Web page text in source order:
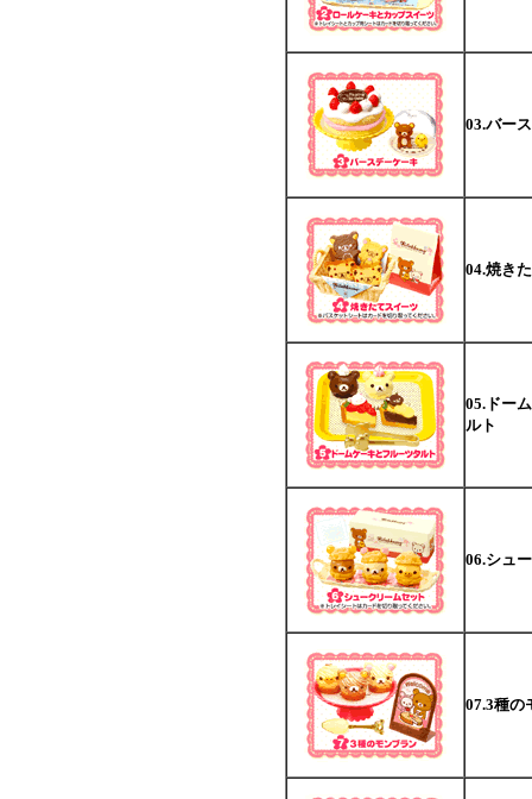
03.バー
04.焼き
05.ドー
ルト
06.シュ
07.3種の